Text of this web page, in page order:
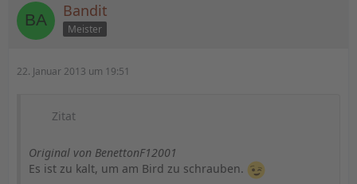
Bandit
Meister
22. Januar 2013 um 19:51
Zitat
Original von BenettonF12001
Es ist zu kalt, um am Bird zu schrauben.